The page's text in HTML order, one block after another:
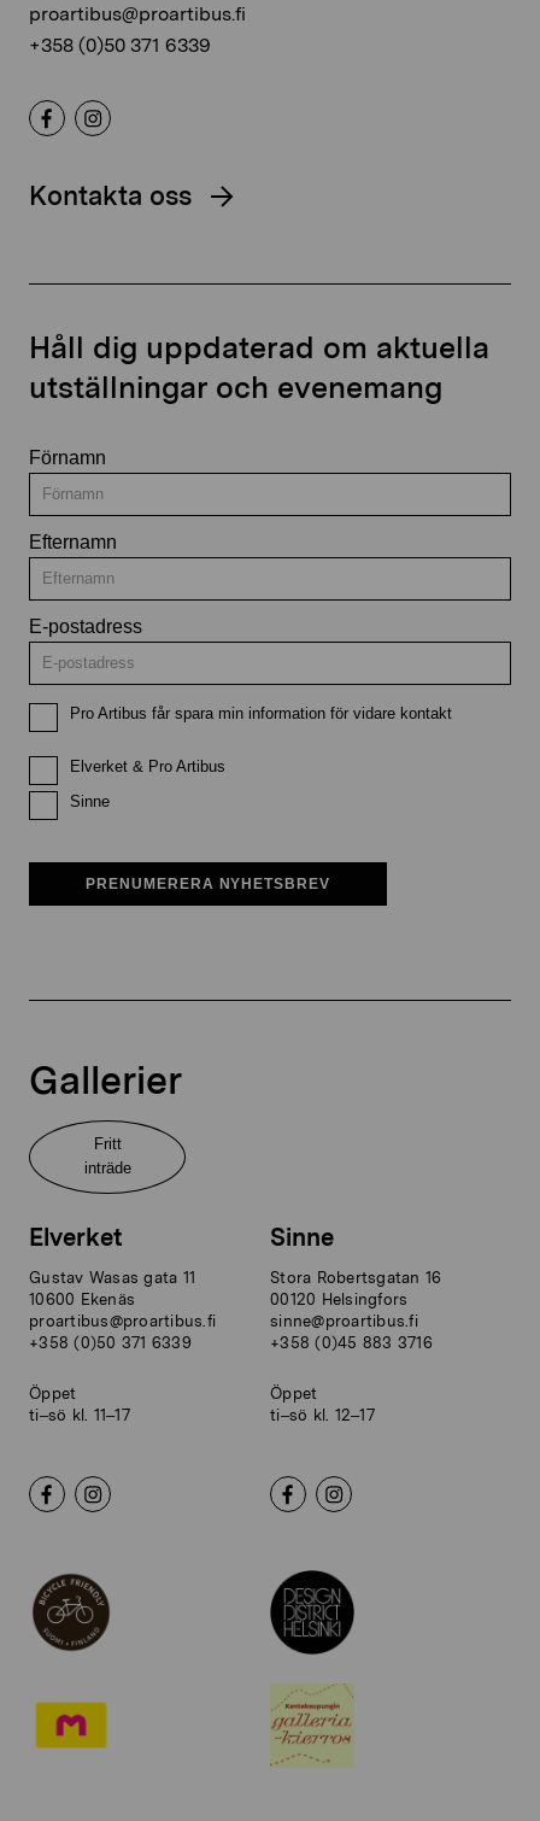
proartibus@proartibus.fi
+358 (0)50 371 6339
Kontakta oss
Håll dig uppdaterad om aktuella
utställningar och evenemang
Förnamn
Efternamn
E-postadress
Pro Artibus får spara min information för vidare kontakt
Elverket & Pro Artibus
Sinne
PRENUMERERA NYHETSBREV
Gallerier
Fritt
inträde
Elverket
Gustav Wasas gata 11
10600 Ekenäs
proartibus@proartibus.fi
+358 (0)50 371 6339
Öppet
ti–sö kl. 11–17
Sinne
Stora Robertsgatan 16
00120 Helsingfors
sinne@proartibus.fi
+358 (0)45 883 3716
Öppet
ti–sö kl. 12–17